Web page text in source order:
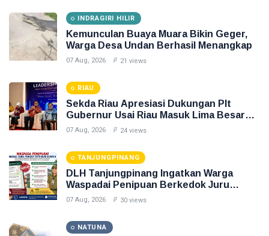
INDRAGIRI HILIR
Kemunculan Buaya Muara Bikin Geger,
Warga Desa Undan Berhasil Menangkap
07 Aug, 2026 21 views
RIAU
Sekda Riau Apresiasi Dukungan Plt
Gubernur Usai Riau Masuk Lima Besar
ADLG Awards 2026
07 Aug, 2026 24 views
TANJUNGPINANG
DLH Tanjungpinang Ingatkan Warga
Waspadai Penipuan Berkedok Juru
Pungut Retribusi Sampah
07 Aug, 2026 30 views
NATUNA